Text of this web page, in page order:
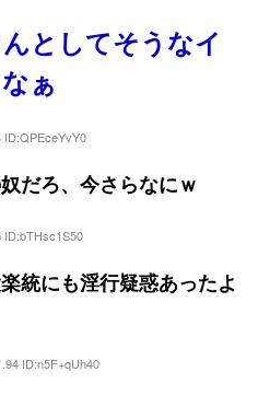
としてそうなイ
ぁ
ID:QPEceYvY0
だろ、今さらなにｗ
ID:bTHsc1S50
統にも淫行疑惑あったよ
ID:n5F+qUh40